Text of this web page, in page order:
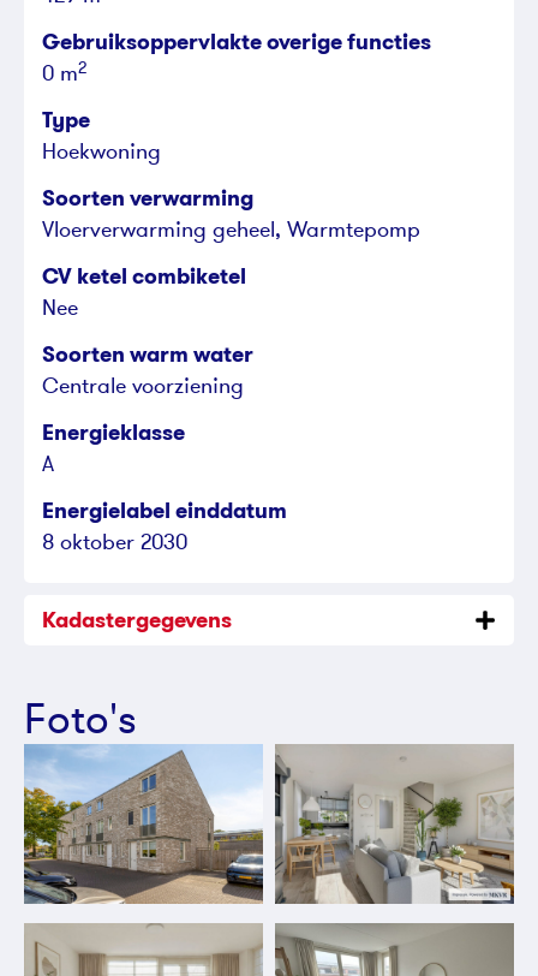
Gebruiksoppervlakte overige functies
0 m2
Type
Hoekwoning
Soorten verwarming
Vloerverwarming geheel, Warmtepomp
CV ketel combiketel
Nee
Soorten warm water
Centrale voorziening
Energieklasse
A
Energielabel einddatum
8 oktober 2030
Kadastergegevens
Foto's